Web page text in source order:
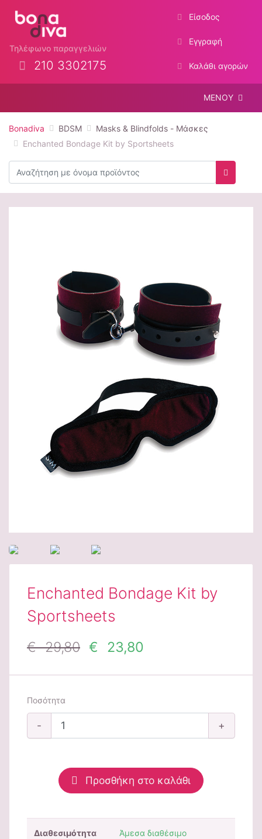
Τηλέφωνο παραγγελιών
210 3302175
Είσοδος
Εγγραφή
Καλάθι αγορών
ΜΕΝΟΥ
Bonadiva BDSM
Masks & Blindfolds - Μάσκες
Enchanted Bondage Kit by Sportsheets
Αναζήτηση
Enchanted Bondage Kit by
Sportsheets
€ 29,80 € 23,80
Ποσότητα
- +
Προσθήκη στο καλάθι
Διαθεσιμότητα Άμεσα διαθέσιμο